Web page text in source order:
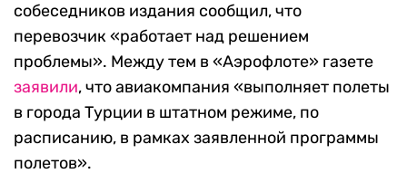
собеседников издания сообщил, что
перевозчик «работает над решением
проблемы». Между тем в «Аэрофлоте» газете
заявили, что авиакомпания «выполняет полеты
в города Турции в штатном режиме, по
расписанию, в рамках заявленной программы
полетов».